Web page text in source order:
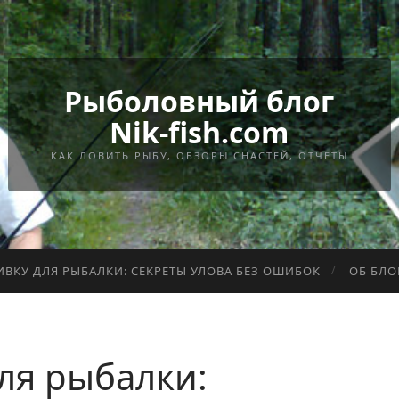
Рыболовный блог
Nik-fish.com
КАК ЛОВИТЬ РЫБУ, ОБЗОРЫ СНАСТЕЙ, ОТЧЕТЫ
ДЛЯ РЫБАЛКИ: СЕКРЕТЫ УЛОВА БЕЗ ОШИБОК ОБ
рыбалки: